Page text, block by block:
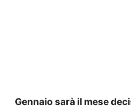
Gennaio sarà il mese